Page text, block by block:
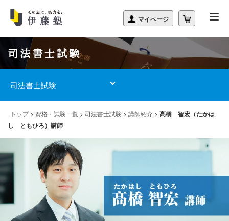
司法書士試験
司法書士試験
トップ> 資格・試験一覧 > 司法書士試験 > 講師紹介 > 髙橋 智宏（たかは
し ともひろ）講師